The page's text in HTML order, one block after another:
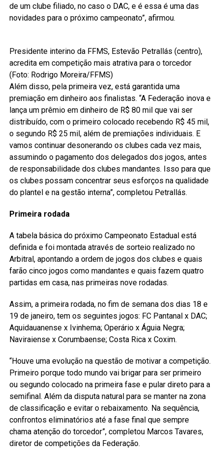
de um clube filiado, no caso o DAC, e é essa é uma das
novidades para o próximo campeonato”, afirmou.
Presidente interino da FFMS, Estevão Petrallás (centro),
acredita em competição mais atrativa para o torcedor
(Foto: Rodrigo Moreira/FFMS)
Além disso, pela primeira vez, está garantida uma
premiação em dinheiro aos finalistas. “A Federação inova e
lança um prêmio em dinheiro de R$ 80 mil que vai ser
distribuído, com o primeiro colocado recebendo R$ 45 mil,
o segundo R$ 25 mil, além de premiações individuais. E
vamos continuar desonerando os clubes cada vez mais,
assumindo o pagamento dos delegados dos jogos, antes
de responsabilidade dos clubes mandantes. Isso para que
os clubes possam concentrar seus esforços na qualidade
do plantel e na gestão interna”, completou Petrallás.
Primeira rodada
A tabela básica do próximo Campeonato Estadual está
definida e foi montada através de sorteio realizado no
Arbitral, apontando a ordem de jogos dos clubes e quais
farão cinco jogos como mandantes e quais fazem quatro
partidas em casa, nas primeiras nove rodadas.
Assim, a primeira rodada, no fim de semana dos dias 18 e
19 de janeiro, tem os seguintes jogos: FC Pantanal x DAC;
Aquidauanense x Ivinhema; Operário x Águia Negra;
Naviraiense x Corumbaense; Costa Rica x Coxim.
“Houve uma evolução na questão de motivar a competição.
Primeiro porque todo mundo vai brigar para ser primeiro
ou segundo colocado na primeira fase e pular direto para a
semifinal. Além da disputa natural para se manter na zona
de classificação e evitar o rebaixamento. Na sequência,
confrontos eliminatórios até a fase final que sempre
chama atenção do torcedor”, completou Marcos Tavares,
diretor de competições da Federação.